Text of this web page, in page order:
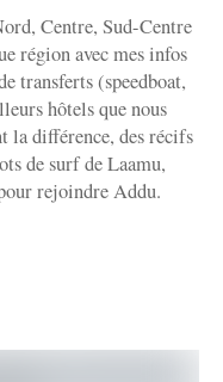
Centre, Sud-Centre
région avec mes infos
transferts (speedboat,
hôtels que nous
la différence, des récifs
de surf de Laamu,
rejoindre Addu.